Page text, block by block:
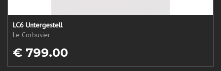
LC6 Untergestell
Le Corbusier
€ 799.00